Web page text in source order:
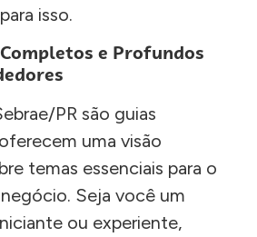
isso.
e Profundos
PR são guias
uma visão
temas essenciais para o
Seja você um
ou experiente,